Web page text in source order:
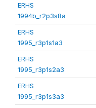
ERHS
1994b_r2p3s8a
ERHS
1995_r3p1s1a3
ERHS
1995_r3p1s2a3
ERHS
1995_r3p1s3a3